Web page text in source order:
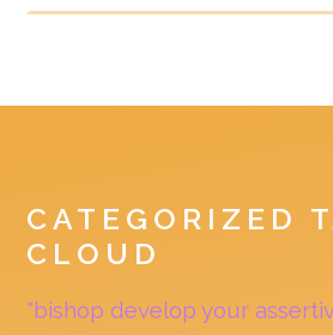
CATEGORIZED
CLOUD
"bishop develop your